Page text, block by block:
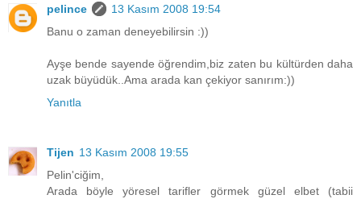
pelince
13 Kasım 2008 19:54
Banu o zaman deneyebilirsin :))
Ayşe bende sayende öğrendim,biz zaten bu kültürden daha
uzak büyüdük..Ama arada kan çekiyor sanırım:))
Yanıtla
Tijen 13 Kasım 2008 19:55
Pelin'ciğim,
Arada böyle yöresel tarifler görmek güzel elbet (tabii